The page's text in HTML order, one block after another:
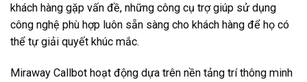
khách hàng gặp vấn đề, những công cụ trợ giúp sử dụng
công nghệ phù hợp luôn sẵn sàng cho khách hàng để họ có
thể tự giải quyết khúc mắc.
Miraway Callbot hoạt động dựa trên nền tảng trí thông minh